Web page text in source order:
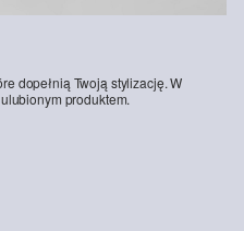
dopełnią Twoją stylizację. W
produktem.